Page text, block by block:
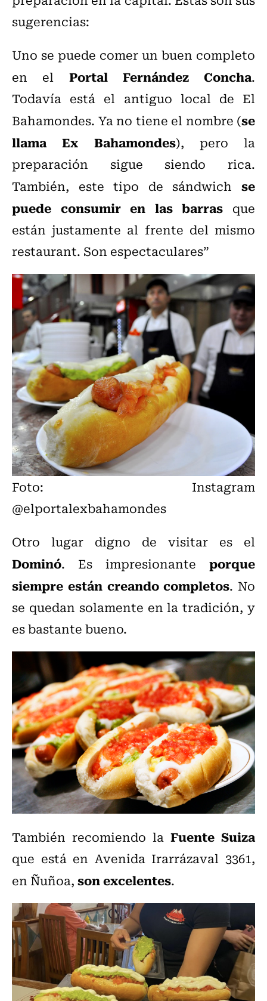
sugerencias:
Uno se puede comer un buen completo
en el Portal Fernández Concha.
Todavía está el antiguo local de El
Bahamondes. Ya no tiene el nombre (se
llama Ex Bahamondes), pero la
preparación sigue siendo rica.
También, este tipo de sándwich se
puede consumir en las barras que
están justamente al frente del mismo
restaurant. Son espectaculares”
Foto: Instagram
@elportalexbahamondes
Otro lugar digno de visitar es el
Dominó. Es impresionante porque
siempre están creando completos. No
se quedan solamente en la tradición, y
es bastante bueno.
También recomiendo la Fuente Suiza
que está en Avenida Irarrázaval 3361,
en Ñuñoa,son excelentes.